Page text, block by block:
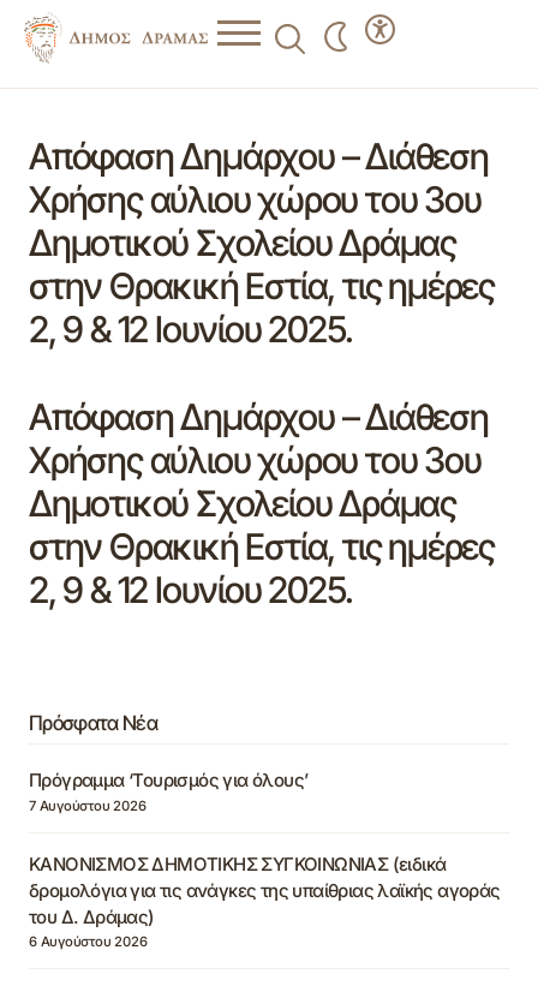
Απόφαση Δημάρχου – Διάθεση
Χρήσης αύλιου χώρου του 3ου
Δημοτικού Σχολείου Δράμας
στην Θρακική Εστία, τις ημέρες
2, 9 & 12 Ιουνίου 2025.
Απόφαση Δημάρχου – Διάθεση
Χρήσης αύλιου χώρου του 3ου
Δημοτικού Σχολείου Δράμας
στην Θρακική Εστία, τις ημέρες
2, 9 & 12 Ιουνίου 2025.
Πρόσφατα Νέα
Πρόγραμμα ‘Τουρισμός για όλους’
7 Αυγούστου 2026
ΚΑΝΟΝΙΣΜΟΣ ΔΗΜΟΤΙΚΗΣ ΣΥΓΚΟΙΝΩΝΙΑΣ (ειδικά
δρομολόγια για τις ανάγκες της υπαίθριας λαϊκής αγοράς
του Δ. Δράμας)
6 Αυγούστου 2026